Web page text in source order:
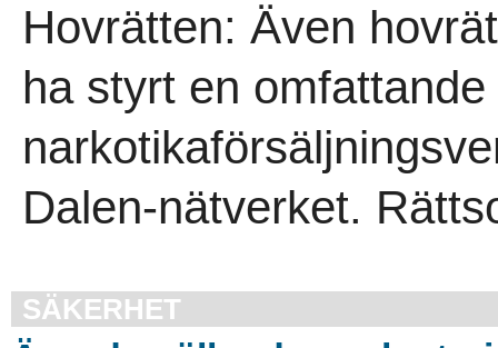
Hovrätten: Även
ha styrt en omfattande
Dalen-nätverket.
SÄKERHET